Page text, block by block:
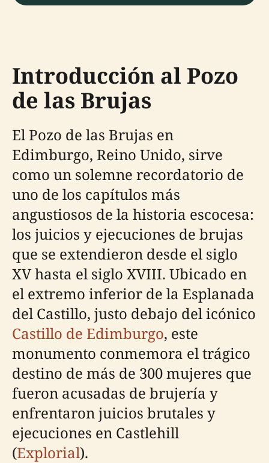
Introducción al Pozo
de las Brujas
El Pozo de las Brujas en
Edimburgo, Reino Unido, sirve
como un solemne recordatorio de
uno de los capítulos más
angustiosos de la historia escocesa:
los juicios y ejecuciones de brujas
que se extendieron desde el siglo
XV hasta el siglo XVIII. Ubicado en
el extremo inferior de la Esplanada
del Castillo, justo debajo del icónico
Castillo de Edimburgo, este
monumento conmemora el trágico
destino de más de 300 mujeres que
fueron acusadas de brujería y
enfrentaron juicios brutales y
ejecuciones en Castlehill
(Explorial).